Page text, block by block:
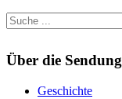
Über die Sendung
Geschichte